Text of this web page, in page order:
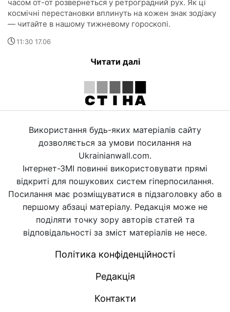
часом от-от розвернеться у ретроградний рух. Як ці
космічні перестановки вплинуть на кожен знак зодіаку
— читайте в нашому тижневому гороскопі.
11:30 17.06
Читати далі
Використання будь-яких матеріалів сайту
дозволяється за умови посилання на
Ukrainianwall.com.
Інтернет-ЗМІ повинні використовувати прямі
відкриті для пошукових систем гіперпосилання.
Посилання має розміщуватися в підзаголовку або в
першому абзаці матеріалу. Редакція може не
поділяти точку зору авторів статей та
відповідальності за зміст матеріалів не несе.
Політика конфіденційності
Редакція
Контакти